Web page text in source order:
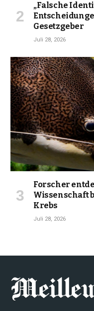
„Falsche
Gesetzgeber
Juli 28, 2026
Forscher
Wissenschaft
Krebs
Juli 28, 2026